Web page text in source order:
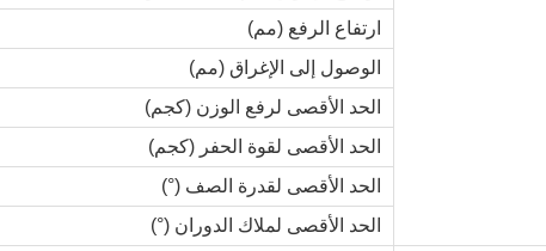
ارتفاع الرفع (مم)
الوصول إلى الإغراق (مم)
الحد الأقصى لرفع الوزن (كجم)
الحد الأقصى لقوة الحفر (كجم)
الحد الأقصى لقدرة الصف (°)
الحد الأقصى لملاك الدوران (°)